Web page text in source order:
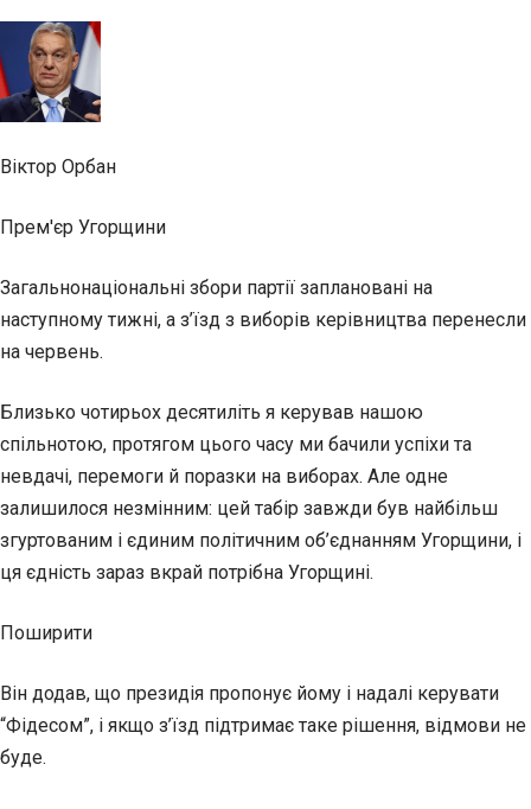
Віктор Орбан
Прем'єр Угорщини
Загальнонаціональні збори партії заплановані на
наступному тижні, а з’їзд з виборів керівництва перенесли
на червень.
Близько чотирьох десятиліть я керував нашою
спільнотою, протягом цього часу ми бачили успіхи та
невдачі, перемоги й поразки на виборах. Але одне
залишилося незмінним: цей табір завжди був найбільш
згуртованим і єдиним політичним об’єднанням Угорщини, і
ця єдність зараз вкрай потрібна Угорщині.
Поширити
Він додав, що президія пропонує йому і надалі керувати
“Фідесом”, і якщо з’їзд підтримає таке рішення, відмови не
буде.